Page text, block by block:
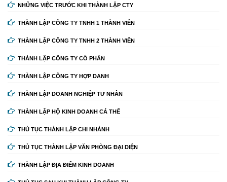
NHỮNG VIỆC TRƯỚC KHI THÀNH LẬP CTY
THÀNH LẬP CÔNG TY TNHH 1 THÀNH VIÊN
THÀNH LẬP CÔNG TY TNHH 2 THÀNH VIÊN
THÀNH LẬP CÔNG TY CỔ PHẦN
THÀNH LẬP CÔNG TY HỢP DANH
THÀNH LẬP DOANH NGHIỆP TƯ NHÂN
THÀNH LẬP HỘ KINH DOANH CÁ THỂ
THỦ TỤC THÀNH LẬP CHI NHÁNH
THỦ TỤC THÀNH LẬP VĂN PHÒNG ĐẠI DIỆN
THÀNH LẬP ĐỊA ĐIỂM KINH DOANH